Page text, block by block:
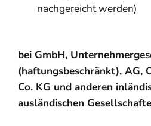
nachgereicht werden)
bei GmbH,
(haftungsbeschränkt), AG,
Co. KG und anderen
ausländischen